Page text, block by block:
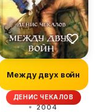
Между двух войн
ДЕНИС ЧЕКАЛОВ
2004